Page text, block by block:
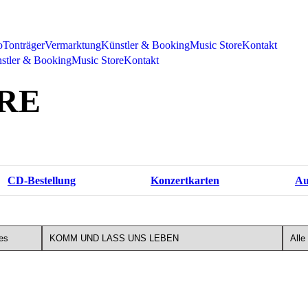
TonträgerVermarktungKünstler & BookingMusic StoreKontakt
& BookingMusic StoreKontakt
CD-Bestellung Konzertkarten